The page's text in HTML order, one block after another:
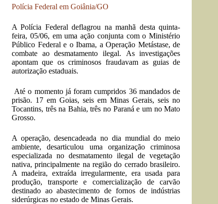
Polícia Federal em Goiânia/GO
A Polícia Federal deflagrou na manhã desta quinta-
feira, 05/06, em uma ação conjunta com o Ministério
Público Federal e o Ibama, a Operação Metástase, de
combate ao desmatamento ilegal. As investigações
apontam que os criminosos fraudavam as guias de
autorização estaduais.
Até o momento já foram cumpridos 36 mandados de
prisão. 17 em Goias, seis em Minas Gerais, seis no
Tocantins, três na Bahia, três no Paraná e um no Mato
Grosso.
A operação, desencadeada no dia mundial do meio
ambiente, desarticulou uma organização criminosa
especializada no desmatamento ilegal de vegetação
nativa, principalmente na região do cerrado brasileiro.
A madeira, extraída irregularmente, era usada para
produção, transporte e comercialização de carvão
destinado ao abastecimento de fornos de indústrias
siderúrgicas no estado de Minas Gerais.